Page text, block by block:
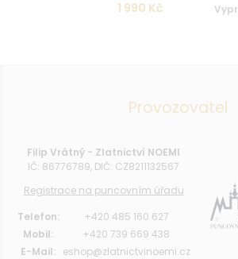
1 990 Kč
Provozovatel
Filip Vrátný - Zlatnictví NOEMI
IČ: 86776789, DIČ: CZ8211132567
Registrace na puncovním úřadu
Telefon:
+420 485 160 627
Mobil:
+420 739 669 438
E-Mail:
eshop@zlatnictvinoemi.cz